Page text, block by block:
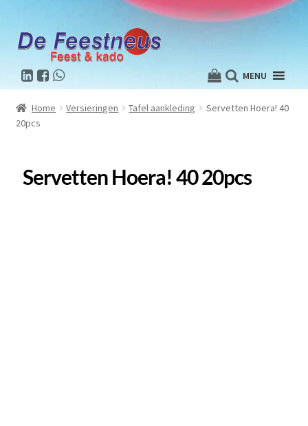
MENU
Home Versieringen Tafel aankleding
Servetten Hoera! 40
20pcs
Servetten Hoera! 40 20pcs